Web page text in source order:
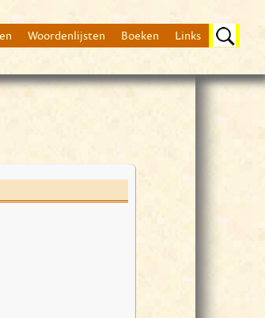
Woordenlijsten Boeken Links